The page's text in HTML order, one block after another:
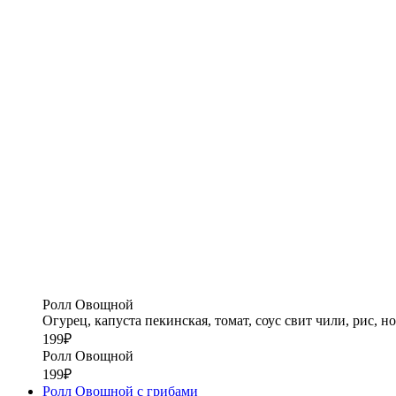
Ролл Овощной
Огурец, капуста пекинская, томат, соус свит чили, рис,
199₽
Ролл Овощной
199₽
Ролл Овощной с грибами